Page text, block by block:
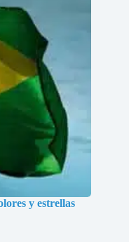
y estrellas